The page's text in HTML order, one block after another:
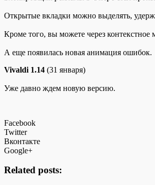
Открытые вкладки можно выделять,
Кроме того, вы можете через
А еще появилась новая анимация ошибок.
Vivaldi 1.14 (31 января)
Уже давно ждем новую версию.
Facebook
Twitter
Вконтакте
Google+
Related posts: